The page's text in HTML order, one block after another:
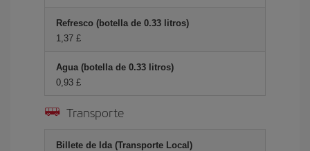
Refresco (botella de 0.33 litros)
1,37 £
Agua (botella de 0.33 litros)
0,93 £
Transporte
Billete de Ida (Transporte Local)